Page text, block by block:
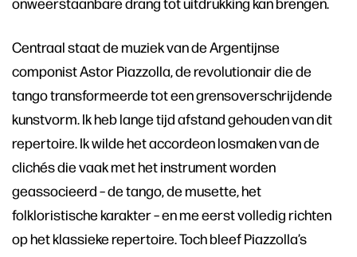
Centraal staat de muziek van de Argentijnse
componist Astor Piazzolla, de revolutionair die de
tango transformeerde tot een grensoverschrijdende
kunstvorm. Ik heb lange tijd afstand gehouden van dit
repertoire. Ik wilde het accordeon losmaken van de
clichés die vaak met het instrument worden
geassocieerd – de tango, de musette, het
folkloristische karakter – en me eerst volledig richten
op het klassieke repertoire. Toch bleef Piazzolla’s